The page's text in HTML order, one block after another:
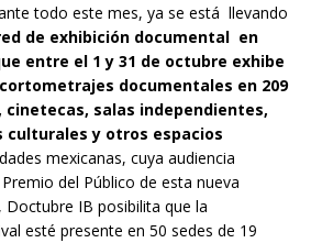
todo este mes, ya se está llevando
de exhibición documental en
entre el 1 y 31 de octubre exhibe
documentales en 209
cinetecas, salas independientes,
culturales y otros espacios
mexicanas, cuya audiencia
del Público de esta nueva
IB posibilita que la
esté presente en 50 sedes de 19